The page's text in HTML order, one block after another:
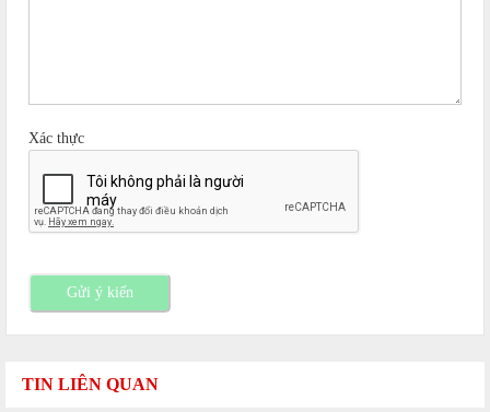
Xác thực
Gửi ý kiến
TIN LIÊN QUAN